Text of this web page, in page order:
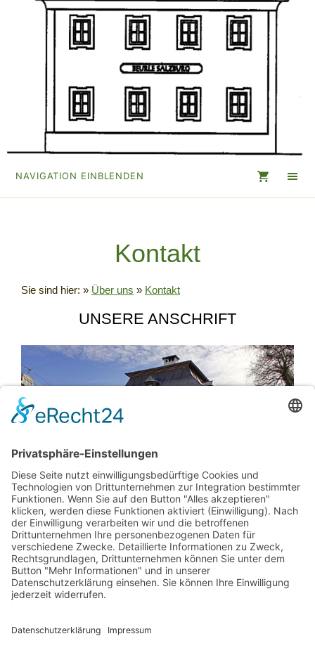
NAVIGATION EINBLENDEN
Kontakt
Sie sind hier: » Über uns » Kontakt
UNSERE ANSCHRIFT
Beurle Trachten Salzburg
Neutorstraße 23
5020 Salzburg
Telefon: +43 662 84 31 19